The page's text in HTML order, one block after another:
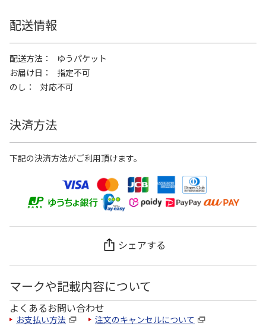
配送情報
配送方法
ゆうパケット
お届け日
指定不可
のし
対応不可
決済方法
下記の決済方法がご利用頂けます。
シェアする
マークや記載内容について
よくあるお問い合わせ
お支払い方法 注文のキャンセルについて